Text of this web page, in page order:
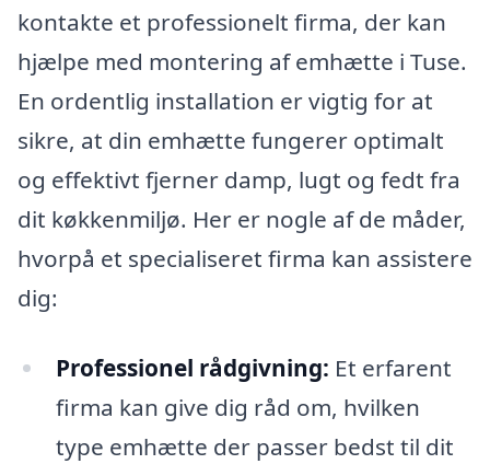
kontakte et professionelt firma, der kan
hjælpe med montering af emhætte i Tuse.
En ordentlig installation er vigtig for at
sikre, at din emhætte fungerer optimalt
og effektivt fjerner damp, lugt og fedt fra
dit køkkenmiljø. Her er nogle af de måder,
hvorpå et specialiseret firma kan assistere
dig:
Professionel rådgivning: Et erfarent
firma kan give dig råd om, hvilken
type emhætte der passer bedst til dit